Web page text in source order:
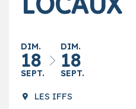
DIM.
18
SEPT.
DIM.
18
SEPT.
LES IFFS